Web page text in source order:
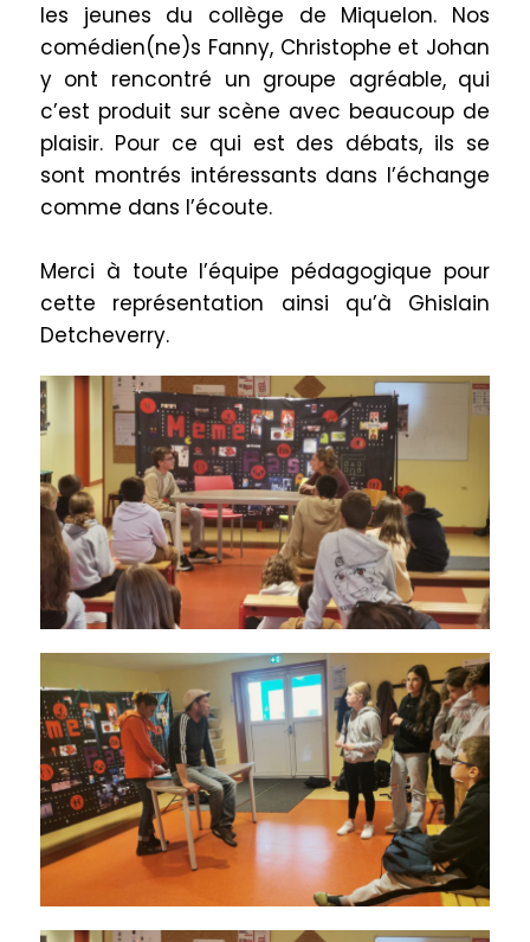
les jeunes du collège de Miquelon. Nos
comédien(ne)s Fanny, Christophe et Johan
y ont rencontré un groupe agréable, qui
c’est produit sur scène avec beaucoup de
plaisir. Pour ce qui est des débats, ils se
sont montrés intéressants dans l’échange
comme dans l’écoute.
Merci à toute l’équipe pédagogique pour
cette représentation ainsi qu’à Ghislain
Detcheverry.